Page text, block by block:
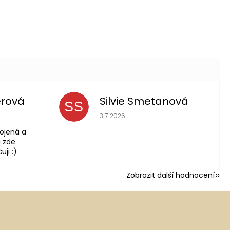
je 5 z 5 hvězdiček.
a
:)
SS Silvie Smetanová
Hodnocení obchodu je 5 z 5
3.7.2026
Zobrazit další hodnocení